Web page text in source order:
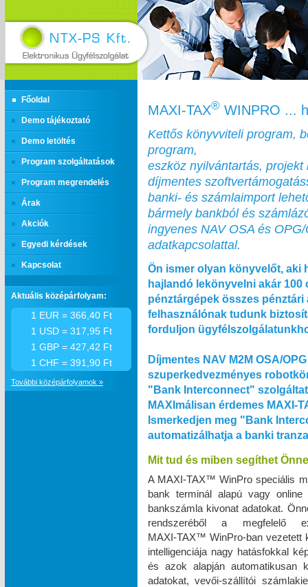
Főoldal
Demo tájékoztató
Demo letöltés
Program szolgáltatások
Program megrendelés
Árak
Akciók
Egyedi kérdések
Kapcsolat
MAXI‑TAX® WINPRO ...
Kettős könyvviteli program,
program,
eszköz nyilvántartás, projekt
díjmentes
banki- és számlaimport
bármely bankból és
ingyenes NAV OSA és
adatkapcsolattal.
Ön ismer olyan könyvelőt, aki
hajlandó lekönyvelni akár 100
pénztárgépek összes pénztári
felhasználónak tudunk
forduljon
Díjmentes NAV M2M OSA/
szuperkedvezményes
"Bank Interconnect"
MAXImálisan érdemes
Ismerkedjen meg "Bank
automatizálhatja a banki
Mit tud és miben segíthet
A MAXI‑TAX™ WinPro speciális
bank terminál alapú vagy
bankszámla kivonat adatokat.
rendszeréből a megfelelő
MAXI‑TAX™ WinPro-ban vezetett
intelligenciája nagy hatásfokkal
és azok alapján automatikusan
adatokat, vevői-szállítói
Aktuális középárfolyam:
1 EUR = 366,40 Ft
1 USD = 317,95 Ft
1 GBP = 427,42 Ft
1 CHF = 391,90 Ft
További középárfolyamok »